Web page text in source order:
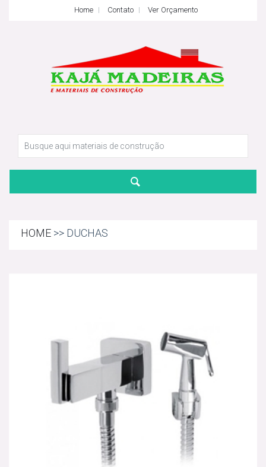
Home Contato Ver Orçamento
HOME >> DUCHAS